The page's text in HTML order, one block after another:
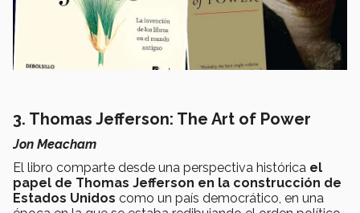
3. Thomas Jefferson: The Art of Power
Jon Meacham
El libro comparte desde una perspectiva histórica el
papel de Thomas Jefferson en la construcción de
Estados Unidos como un país democrático, en una